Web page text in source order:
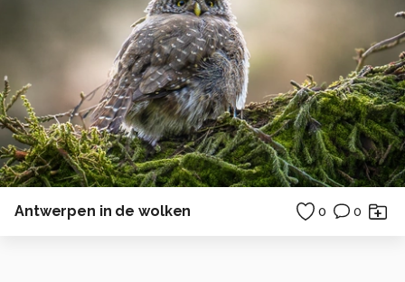
Antwerpen in de wolken 0 0